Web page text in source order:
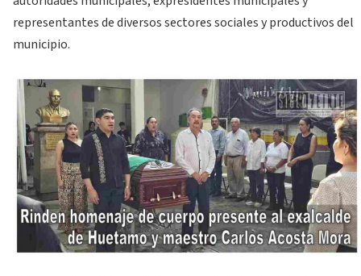
representantes de diversos sectores sociales y productivos del
municipio.